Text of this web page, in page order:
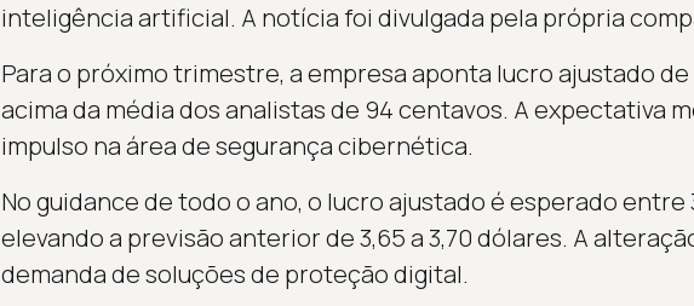
inteligência artificial. A notícia foi divulgada pela própria
Para o próximo trimestre, a empresa aponta lucro ajustado
acima da média dos analistas de 94 centavos. A expectativa
impulso na área de segurança cibernética.
No guidance de todo o ano, o lucro ajustado é esperado entre
elevando a previsão anterior de 3,65 a 3,70 dólares. A
demanda de soluções de proteção digital.